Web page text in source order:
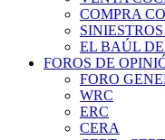
COMPRA
EL BAÚL
FOROS DE
FORO
WRC
ERC
CERA